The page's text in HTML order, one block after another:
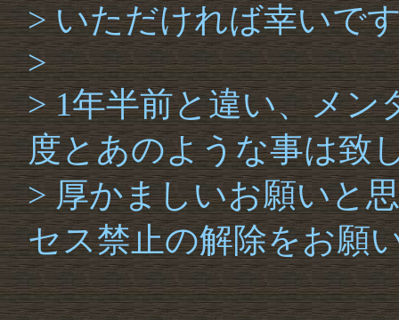
> いただければ幸いで
>
> 1年半前と違い、メン
度とあのような事は致
> 厚かましいお願いと
セス禁止の解除をお願